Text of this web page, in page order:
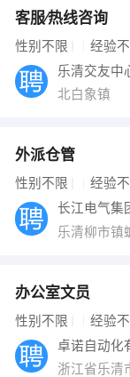
客服∕热线咨询
性别不限 经验
乐清交友中
北白象镇
外派仓管
性别不限 经验
长江电气集
乐清柳市镇
办公室文员
性别不限 经验
卓诺自动化
浙江省乐清